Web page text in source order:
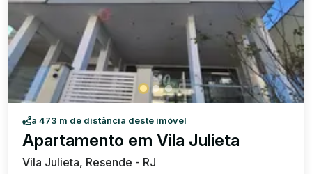
a 473 m de distância deste imóvel
Apartamento em Vila Julieta
Vila Julieta, Resende - RJ